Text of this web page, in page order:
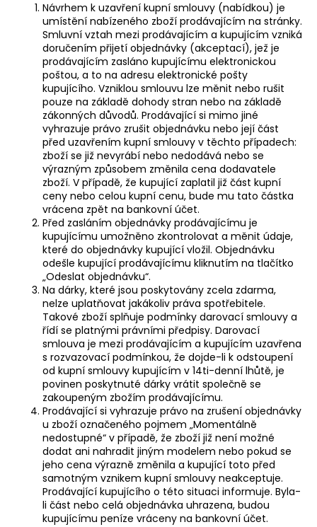
Návrhem k uzavření kupní smlouvy (nabídkou) je
umístění nabízeného zboží prodávajícím na stránky.
Smluvní vztah mezi prodávajícím a kupujícím vzniká
doručením přijetí objednávky (akceptací), jež je
prodávajícím zasláno kupujícímu elektronickou
poštou, a to na adresu elektronické pošty
kupujícího. Vzniklou smlouvu lze měnit nebo rušit
pouze na základě dohody stran nebo na základě
zákonných důvodů. Prodávající si mimo jiné
vyhrazuje právo zrušit objednávku nebo její část
před uzavřením kupní smlouvy v těchto případech:
zboží se již nevyrábí nebo nedodává nebo se
výrazným způsobem změnila cena dodavatele
zboží. V případě, že kupující zaplatil již část kupní
ceny nebo celou kupní cenu, bude mu tato částka
vrácena zpět na bankovní účet.
Před zasláním objednávky prodávajícímu je
kupujícímu umožněno zkontrolovat a měnit údaje,
které do objednávky kupující vložil. Objednávku
odešle kupující prodávajícímu kliknutím na tlačítko
„Odeslat objednávku“.
Na dárky, které jsou poskytovány zcela zdarma,
nelze uplatňovat jakákoliv práva spotřebitele.
Takové zboží splňuje podmínky darovací smlouvy a
řídí se platnými právními předpisy. Darovací
smlouva je mezi prodávajícím a kupujícím uzavřena
s rozvazovací podmínkou, že dojde-li k odstoupení
od kupní smlouvy kupujícím v 14ti-denní lhůtě, je
povinen poskytnuté dárky vrátit společně se
zakoupeným zbožím prodávajícímu.
Prodávající si vyhrazuje právo na zrušení objednávky
u zboží označeného pojmem „Momentálně
nedostupné“ v případě, že zboží již není možné
dodat ani nahradit jiným modelem nebo pokud se
jeho cena výrazně změnila a kupující toto před
samotným vznikem kupní smlouvy neakceptuje.
Prodávající kupujícího o této situaci informuje. Byla-
li část nebo celá objednávka uhrazena, budou
kupujícímu peníze vráceny na bankovní účet.